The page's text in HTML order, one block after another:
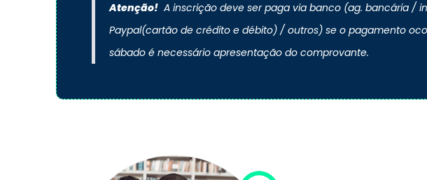
Atenção! A inscrição deve ser paga via banco (ag. bancária /
Paypal(cartão de crédito e débito) / outros) se o pagamento
sábado é necessário apresentação do comprovante.